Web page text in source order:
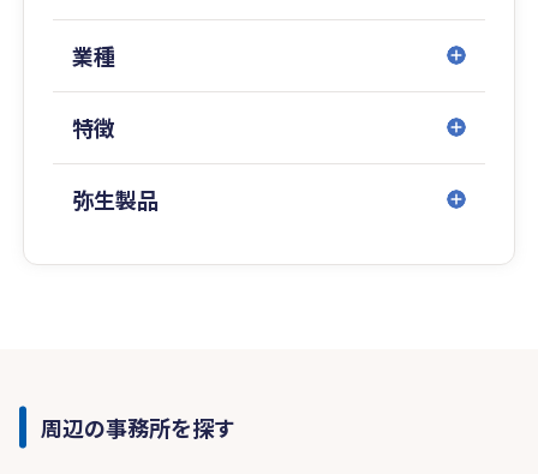
業種
特徴
弥生製品
周辺の事務所を探す